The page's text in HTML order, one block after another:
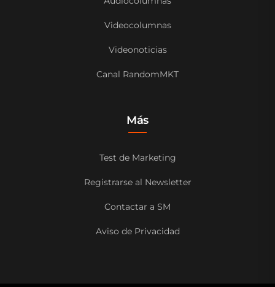
Videocolumnas
Videonoticias
Canal RandomMKT
Más
Test de Marketing
Registrarse al Newsletter
Contactar a SM
Aviso de Privacidad